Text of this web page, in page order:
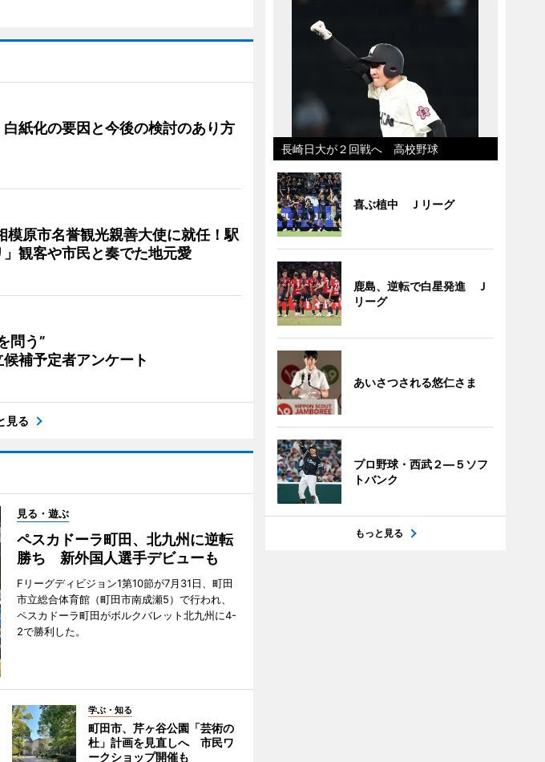
白紙化の要因と今後の検討のあり方
原市名誉観光親善大使に就任！駅
観客や市民と奏でた地元愛
問う”
補予定者アンケート
見る
見る・遊ぶ
ペスカドーラ町田、北九州に逆転
勝ち 新外国人選手デビューも
Fリーグディビジョン1第10節が7月31日、町田
市立総合体育館（町田市南成瀬5）で行われ、
ペスカドーラ町田がボルクバレット北九州に4-
2で勝利した。
学ぶ・知る
町田市、芹ヶ谷公園「芸術の
杜」計画を見直しへ 市民ワ
ークショップ開催も
長崎日大が２回戦へ 高校野球
喜ぶ植中 Ｊリーグ
鹿島、逆転で白星発進 Ｊ
リーグ
あいさつされる悠仁さま
プロ野球・西武２―５ソフ
トバンク
もっと見る